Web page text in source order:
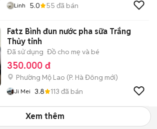
Linh 5.0 55 đã bán
Fatz Bình đun nước pha sữa Trắng
Thủy tinh
Đã sử dụng Đồ cho mẹ và bé
350.000 đ
Phường Mộ Lao (P. Hà Đông mới)
Ji Mei 3.8 113 đã bán
Xem thêm